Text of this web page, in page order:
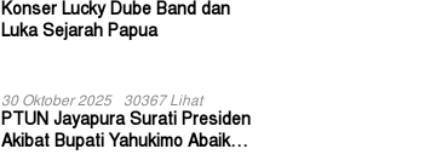
Konser Lucky Dube Band dan
Luka Sejarah Papua
30 Oktober 2025 30367 Lihat
PTUN Jayapura Surati Presiden
Akibat Bupati Yahukimo Abaikan